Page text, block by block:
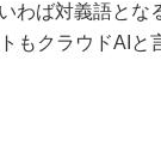
わば対義語とな
もクラウドAIと